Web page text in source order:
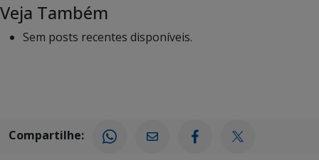
Veja Também
Sem posts recentes disponíveis.
Compartilhe: